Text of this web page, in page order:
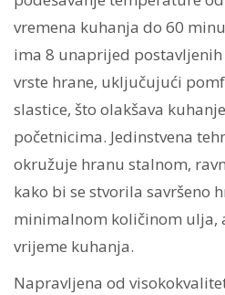
vremena kuhanja do 60
ima 8 unaprijed
vrste hrane, uključujući
slastice, što olakšava
početnicima. Jedinstvena
okružuje hranu stalnom,
kako bi se stvorila savršeno
minimalnom količinom ulja,
vrijeme kuhanja.
Napravljena od